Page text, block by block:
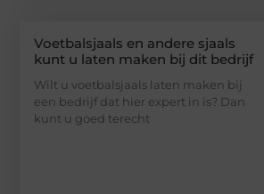
Voetbalsjaals en andere sjaals
kunt u laten maken bij dit bedrijf
Wilt u voetbalsjaals laten maken bij
een bedrijf dat hier expert in is? Dan
kunt u goed terecht